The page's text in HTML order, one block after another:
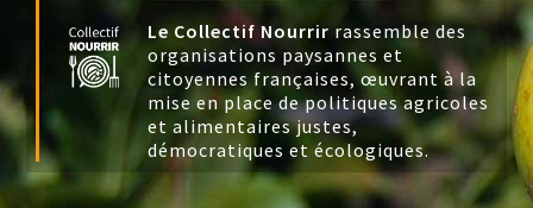
Le Collectif Nourrir rassemble des
organisations paysannes et
citoyennes françaises, œuvrant à la
mise en place de politiques agricoles
et alimentaires justes,
démocratiques et écologiques.